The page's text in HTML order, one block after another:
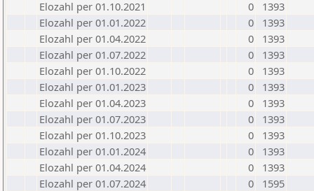
Elozahl per 01.10.2021
0
1393
Elozahl per 01.01.2022
0
1393
Elozahl per 01.04.2022
0
1393
Elozahl per 01.07.2022
0
1393
Elozahl per 01.10.2022
0
1393
Elozahl per 01.01.2023
0
1393
Elozahl per 01.04.2023
0
1393
Elozahl per 01.07.2023
0
1393
Elozahl per 01.10.2023
0
1393
Elozahl per 01.01.2024
0
1393
Elozahl per 01.04.2024
0
1393
Elozahl per 01.07.2024
0
1595